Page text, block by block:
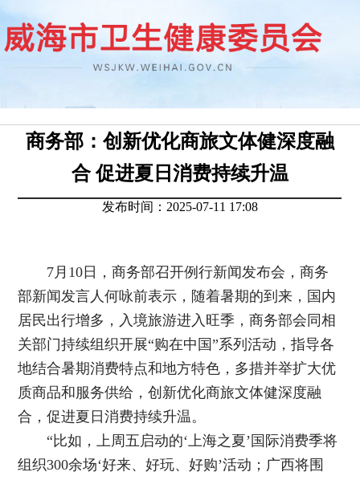
商务部：创新优化商旅文体健深度融
合 促进夏日消费持续升温
发布时间：2025-07-11 17:08
7月10日，商务部召开例行新闻发布会，商务
部新闻发言人何咏前表示，随着暑期的到来，国内
居民出行增多，入境旅游进入旺季，商务部会同相
关部门持续组织开展“购在中国”系列活动，指导各
地结合暑期消费特点和地方特色，多措并举扩大优
质商品和服务供给，创新优化商旅文体健深度融
合，促进夏日消费持续升温。
“比如，上周五启动的‘上海之夏’国际消费季将
组织300余场‘好来、好玩、好购’活动；广西将围